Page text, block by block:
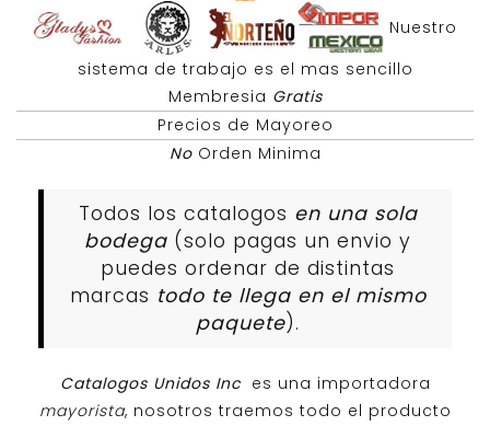
Nuestro
sistema de trabajo es el mas sencillo
Membresia Gratis
Precios de Mayoreo
NoOrden Minima
Todos los catalogos en una sola
bodega (solo pagas un envio y
puedes ordenar de distintas
marcas todo te llega en el mismo
paquete).
Catalogos Unidos Inc es una importadora
mayorista, nosotros traemos todo el producto